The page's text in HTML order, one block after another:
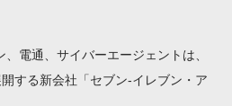
電通、サイバーエージェントは、
する新会社「セブン‐イレブン・ア